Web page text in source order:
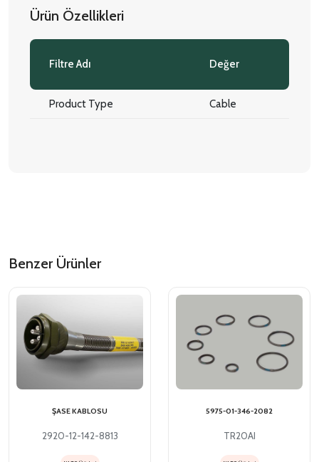
Ürün Özellikleri
Filtre Adı Değer
Product Type Cable
Benzer Ürünler
ŞASE KABLOSU
2920-12-142-8813
5975-01-346-2082
TR20AI